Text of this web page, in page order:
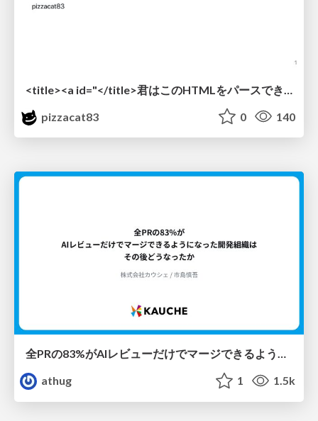
pizzacat83
0 140
全PRの83%がAIレビューだけでマージできるようになった開発組織はその後どうなったか
athug
1 1.5k